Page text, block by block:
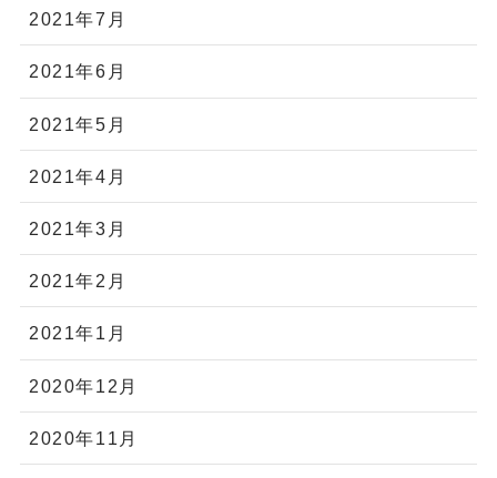
2021年7月
2021年6月
2021年5月
2021年4月
2021年3月
2021年2月
2021年1月
2020年12月
2020年11月